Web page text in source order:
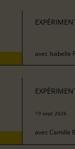
avec Isabelle
19 sept 2026
avec Camille